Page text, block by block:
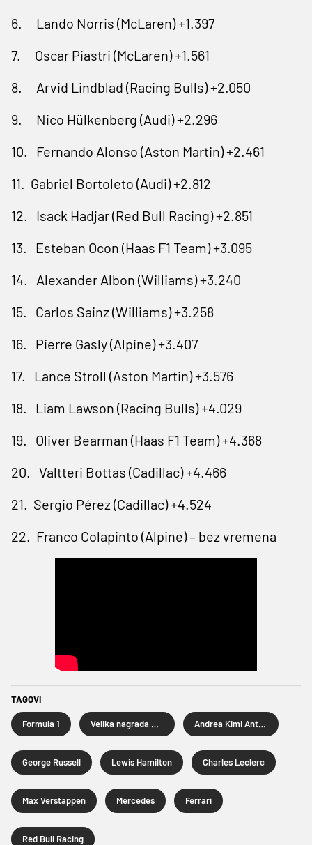
6. Lando Norris (McLaren) +1.397
7. Oscar Piastri (McLaren) +1.561
8. Arvid Lindblad (Racing Bulls) +2.050
9. Nico Hülkenberg (Audi) +2.296
10. Fernando Alonso (Aston Martin) +2.461
11. Gabriel Bortoleto (Audi) +2.812
12. Isack Hadjar (Red Bull Racing) +2.851
13. Esteban Ocon (Haas F1 Team) +3.095
14. Alexander Albon (Williams) +3.240
15. Carlos Sainz (Williams) +3.258
16. Pierre Gasly (Alpine) +3.407
17. Lance Stroll (Aston Martin) +3.576
18. Liam Lawson (Racing Bulls) +4.029
19. Oliver Bearman (Haas F1 Team) +4.368
20. Valtteri Bottas (Cadillac) +4.466
21. Sergio Pérez (Cadillac) +4.524
22. Franco Colapinto (Alpine) – bez vremena
TAGOVI
Formula 1
George Russell Lewis Hamilton Charles Leclerc
Max Verstappen Mercedes Ferrari
Red Bull Racing